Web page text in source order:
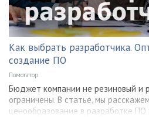
Как выбрать разработчика.
создание ПО
Помогатор
Бюджет компании не резиновый и
ограничены. В статье, мы
ценообразование в разработке